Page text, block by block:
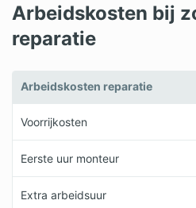
Arbeidskosten bij
reparatie
Arbeidskosten reparatie
Voorrijkosten
Eerste uur monteur
Extra arbeidsuur